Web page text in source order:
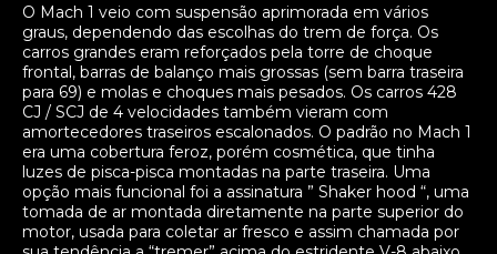
O Mach 1 veio com suspensão aprimorada em vários
graus, dependendo das escolhas do trem de força. Os
carros grandes eram reforçados pela torre de choque
frontal, barras de balanço mais grossas (sem barra traseira
para 69) e molas e choques mais pesados. Os carros 428
CJ / SCJ de 4 velocidades também vieram com
amortecedores traseiros escalonados. O padrão no Mach 1
era uma cobertura feroz, porém cosmética, que tinha
luzes de pisca-pisca montadas na parte traseira. Uma
opção mais funcional foi a assinatura ” Shaker hood “, uma
tomada de ar montada diretamente na parte superior do
motor, usada para coletar ar fresco e assim chamada por